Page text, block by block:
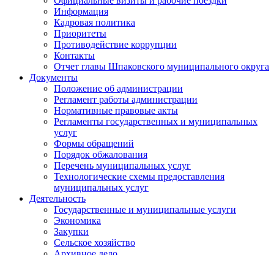
Информация
Кадровая политика
Приоритеты
Противодействие коррупции
Контакты
Отчет главы Шпаковского муниципального округа
Документы
Положение об администрации
Регламент работы администрации
Нормативные правовые акты
Регламенты государственных и муниципальных
услуг
Формы обращений
Порядок обжалования
Перечень муниципальных услуг
Технологические схемы предоставления
муниципальных услуг
Деятельность
Государственные и муниципальные услуги
Экономика
Закупки
Сельское хозяйство